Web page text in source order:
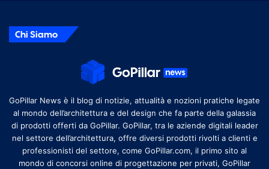
Chi Siamo
GoPillar News è il blog di notizie, attualità e nozioni pratiche legate
al mondo dell’architettura e del design che fa parte della galassia
di prodotti offerti da GoPillar. GoPillar, tra le aziende digitali leader
nel settore dell’architettura, offre diversi prodotti rivolti a clienti e
professionisti del settore, come GoPillar.com, il primo sito al
mondo di concorsi online di progettazione per privati, GoPillar